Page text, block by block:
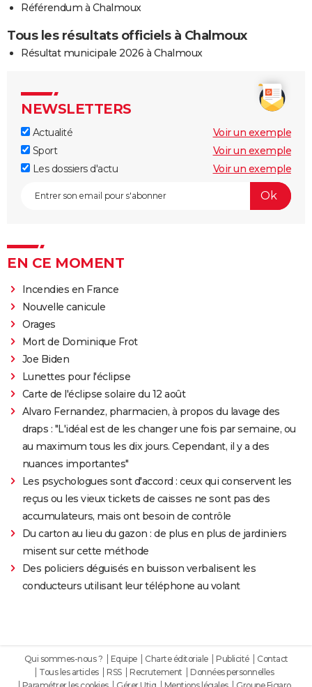
Référendum à Chalmoux
Tous les résultats officiels à Chalmoux
Résultat municipale 2026 à Chalmoux
NEWSLETTERS
Actualité
Voir un exemple
Sport
Voir un exemple
Les dossiers d'actu
Voir un exemple
EN CE MOMENT
Incendies en France
Nouvelle canicule
Orages
Mort de Dominique Frot
Joe Biden
Lunettes pour l'éclipse
Carte de l'éclipse solaire du 12 août
Alvaro Fernandez, pharmacien, à propos du lavage des
draps : "L'idéal est de les changer une fois par semaine, ou
au maximum tous les dix jours. Cependant, il y a des
nuances importantes"
Les psychologues sont d'accord : ceux qui conservent les
reçus ou les vieux tickets de caisses ne sont pas des
accumulateurs, mais ont besoin de contrôle
Du carton au lieu du gazon : de plus en plus de jardiniers
misent sur cette méthode
Des policiers déguisés en buisson verbalisent les
conducteurs utilisant leur téléphone au volant
Qui sommes-nous ? Equipe Charte éditoriale Publicité
Contact
Tous les articles
RSS Recrutement
Données personnelles